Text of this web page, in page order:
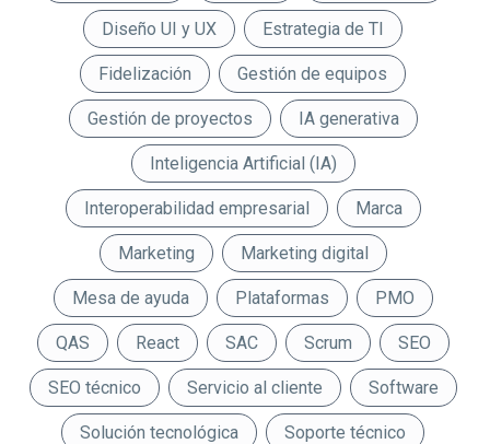
Diseño UI y UX Estrategia de TI
Fidelización Gestión de equipos
Gestión de proyectos IA generativa
Inteligencia Artificial (IA)
Interoperabilidad empresarial Marca
Marketing Marketing digital
Mesa de ayuda Plataformas PMO
QAS React SAC Scrum SEO
SEO técnico Servicio al cliente Software
Solución tecnológica Soporte técnico